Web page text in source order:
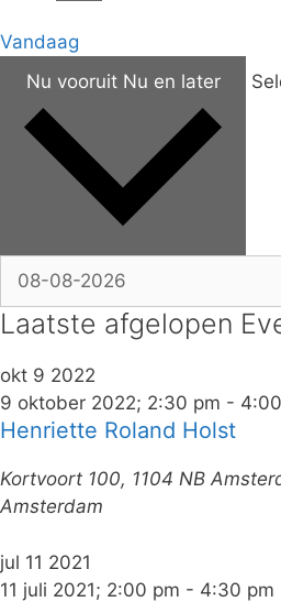
Vandaag
Nu vooruit Nu en later
Laatste afgelopen
okt 9 2022
9 oktober 2022; 2:30 pm -
Henriette Roland Holst
Kortvoort 100, 1104 NB
Amsterdam
jul 11 2021
11 juli 2021; 2:00 pm - 4:30 pm